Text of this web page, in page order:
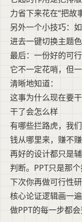
力省下来花在“把故
另外一个小技巧：
进去一键切换主题
最后：一份好的可
它不一定花哨，但
清晰地知道：
这事为什么现在要干
干了会怎么样
有哪些拦路虎，我
钱从哪里来，赚不
再好的设计都只是
判断。PPT只是那个
下次你再做可行性
核心论证逻辑画一
做PPT的每一步都会